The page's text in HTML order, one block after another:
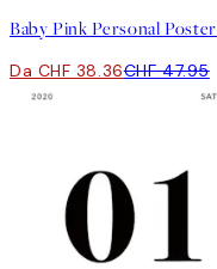
Baby Pink Personal Poster
Da CHF 38.36CHF 47.95